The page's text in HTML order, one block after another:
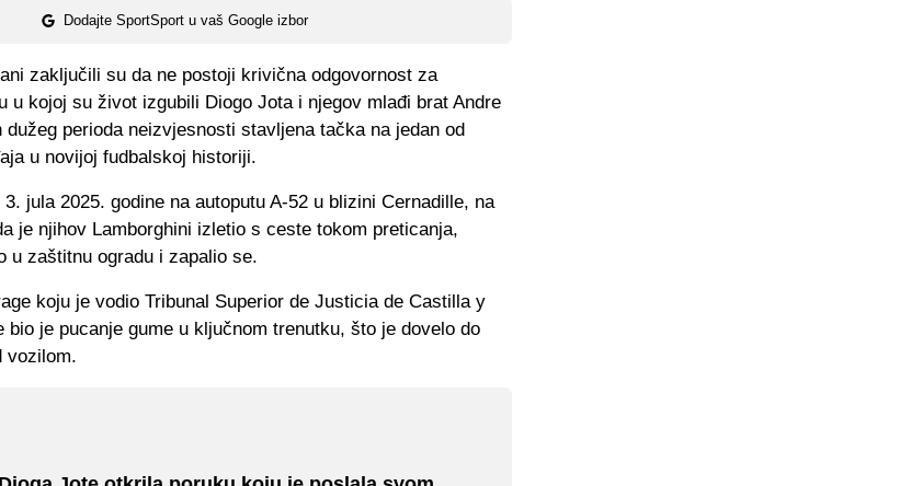
Dodajte SportSport u vaš Google izbor
zaključili su da ne postoji krivična odgovornost za
u kojoj su život izgubili Diogo Jota i njegov mlađi brat Andre
dužeg perioda neizvjesnosti stavljena tačka na jedan od
u novijoj fudbalskoj historiji.
jula 2025. godine na autoputu A-52 u blizini Cernadille, na
je njihov Lamborghini izletio s ceste tokom preticanja,
u zaštitnu ogradu i zapalio se.
koju je vodio Tribunal Superior de Justicia de Castilla y
bio je pucanje gume u ključnom trenutku, što je dovelo do
vozilom.